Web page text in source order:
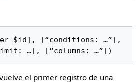
$id], [“conditions: …”],
…], [“columns: …”])
el primer registro de una